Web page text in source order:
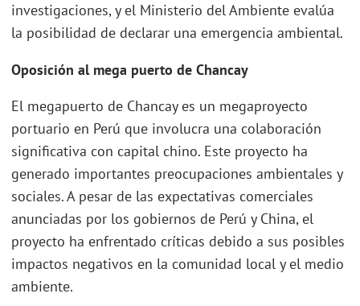
investigaciones, y el Ministerio del Ambiente evalúa
la posibilidad de declarar una emergencia ambiental.
Oposición al mega puerto de Chancay
El megapuerto de Chancay es un megaproyecto
portuario en Perú que involucra una colaboración
significativa con capital chino. Este proyecto ha
generado importantes preocupaciones ambientales y
sociales. A pesar de las expectativas comerciales
anunciadas por los gobiernos de Perú y China, el
proyecto ha enfrentado críticas debido a sus posibles
impactos negativos en la comunidad local y el medio
ambiente.